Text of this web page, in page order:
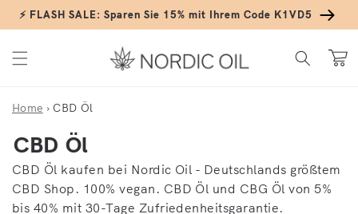
Direkt zum Inhalt
⚡ FLASH SALE: Sparen Sie 15% mit Ihrem Code K1VD5
Home › CBD Öl
Kategorie:
CBD Öl
CBD Öl kaufen bei Nordic Oil - Deutschlands größtem
CBD Shop. 100% vegan. CBD Öl und CBG Öl von 5%
bis 40% mit 30-Tage Zufriedenheitsgarantie.